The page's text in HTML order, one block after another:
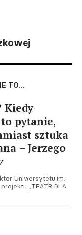
TO...
Kiedy
pytanie,
sztuka
– Jerzego
Uniwersytetu im.
„TEATR DLA